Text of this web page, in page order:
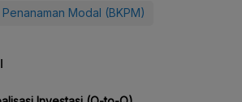
Modal (BKPM)